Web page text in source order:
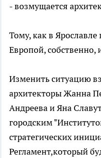
- возмущается
Тому, как в Ярославле
Европой, собственно,
Изменить ситуацию
архитекторы Жанна
Андреева и Яна
городским
стратегических
Регламент,который